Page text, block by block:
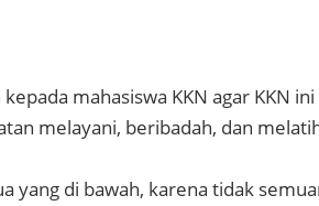
mahasiswa KKN agar KKN
melayani, beribadah, dan
yang di bawah, karena tidak